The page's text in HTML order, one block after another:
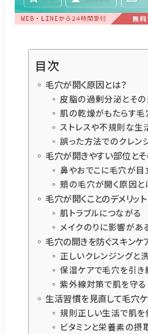
目次
毛穴が開く原因とは？
皮脂の過剰分泌とそ
肌の乾燥がもたらす毛
ストレスや不規則な生
誤った方法でのクレン
毛穴が開きやすい部位と
鼻やおでこに毛穴が目
頬の毛穴が開く原因と
毛穴が開くことのデメリット
肌トラブルにつながる
メイクのりに影響があ
毛穴の開きを防ぐスキンケ
正しいクレンジングと
保湿ケアで毛穴を引き
紫外線対策で肌を守る
生活習慣を見直して毛穴
規則正しい生活で肌
ビタミンと栄養素の摂